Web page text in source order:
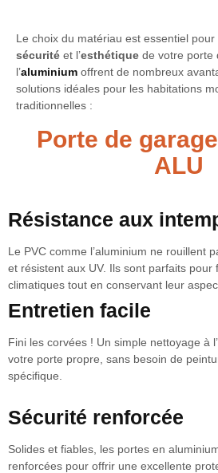
Le choix du matériau est essentiel
sécurité et l’esthétique de votre porte
l’aluminium offrent de nombreux
solutions idéales pour les habitations
traditionnelles :
Porte de
ALU
Résistance aux
Le PVC comme l’aluminium ne rouillent
et résistent aux UV. Ils sont parfaits pour
climatiques tout en conservant leur
Entretien facile
Fini les corvées ! Un simple nettoyage à
votre porte propre, sans besoin de
spécifique.
Sécurité renforcée
Solides et fiables, les portes en
renforcées pour offrir une excellente